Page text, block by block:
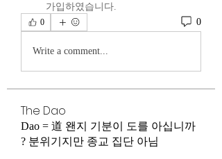
가입하였습니다.
0 0
Write a comment...
The Dao
Dao = 道 왠지 기분이 도를 아십니까
? 분위기지만 종교 집단 아님